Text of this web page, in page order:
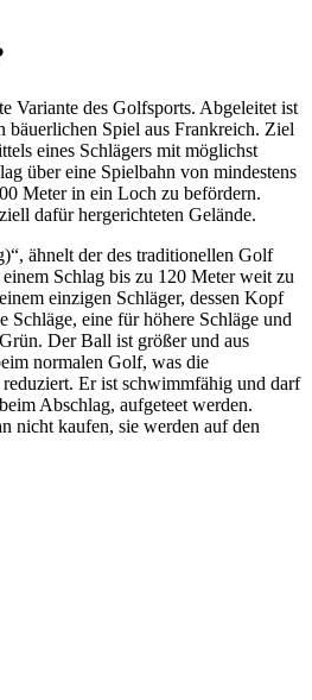
Variante des Golfsports. Abgeleitet ist
bäuerlichen Spiel aus Frankreich. Ziel
eines Schlägers mit möglichst
über eine Spielbahn von mindestens
Meter in ein Loch zu befördern.
dafür hergerichteten Gelände.
ähnelt der des traditionellen Golf
Schlag bis zu 120 Meter weit zu
einzigen Schläger, dessen Kopf
Schläge, eine für höhere Schläge und
Der Ball ist größer und aus
normalen Golf, was die
Er ist schwimmfähig und darf
Abschlag, aufgeteet werden.
nicht kaufen, sie werden auf den